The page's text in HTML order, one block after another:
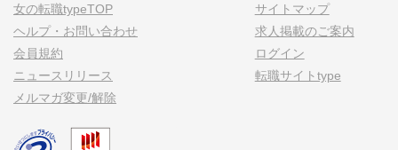
女の転職typeTOP
ヘルプ・お問い合わせ
会員規約
ニュースリリース
メルマガ変更/解除
サイトマップ
求人掲載のご案内
ログイン
転職サイトtype